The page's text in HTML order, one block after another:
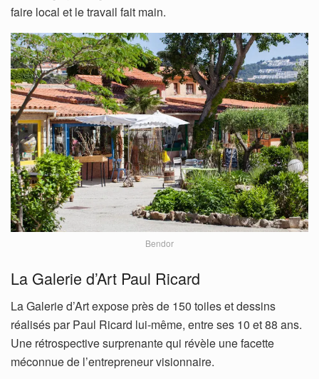
faire local et le travail fait main.
Bendor
La Galerie d’Art Paul Ricard
La Galerie d’Art expose près de 150 toiles et dessins
réalisés par Paul Ricard lui-même, entre ses 10 et 88 ans.
Une rétrospective surprenante qui révèle une facette
méconnue de l’entrepreneur visionnaire.